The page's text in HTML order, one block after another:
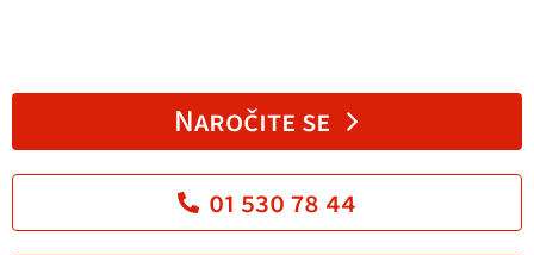
Naročite se
01 530 78 44